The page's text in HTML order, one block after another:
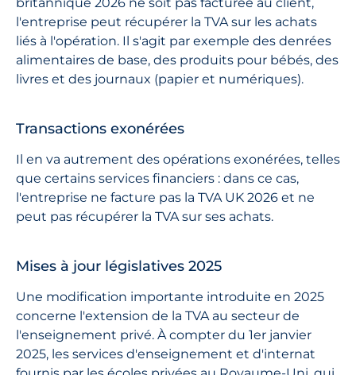
l'entreprise peut récupérer la TVA sur les achats
liés à l'opération. Il s'agit par exemple des denrées
alimentaires de base, des produits pour bébés, des
livres et des journaux (papier et numériques).
Transactions exonérées
Il en va autrement des opérations exonérées, telles
que certains services financiers : dans ce cas,
l'entreprise ne facture pas la TVA UK 2026 et ne
peut pas récupérer la TVA sur ses achats.
Mises à jour législatives 2025
Une modification importante introduite en 2025
concerne l'extension de la TVA au secteur de
l'enseignement privé. À compter du 1er janvier
2025, les services d'enseignement et d'internat